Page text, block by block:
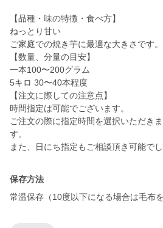
【品種・味の特徴・食べ方】
ねっとり甘い
ご家庭での焼き芋に最適な大きさです。
【数量、分量の目安】
一本100〜200グラム
5キロ 30〜40本程度
【注文に際しての注意点】
時間指定は可能でございます。
ご注文の際に指定時間を選択いただき
す。
保存方法
常温保存（10度以下になる場合は毛布